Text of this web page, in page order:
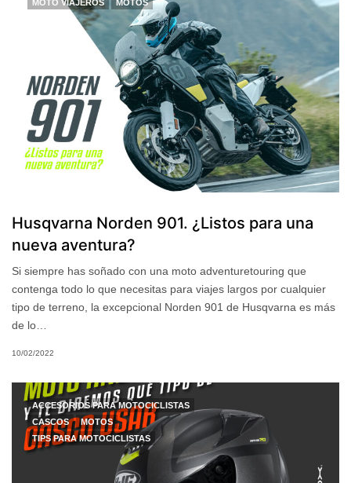
MOTO VIAJEROS MOTOS
Husqvarna Norden 901. ¿Listos para una
nueva aventura?
Si siempre has soñado con una moto adventuretouring que
contenga todo lo que necesitas para viajes largos por cualquier
tipo de terreno, la excepcional Norden 901 de Husqvarna es más
de lo…
10/02/2022
ACCESORIOS PARA MOTOCICLISTAS
CASCOS
MOTOS
TIPS PARA MOTOCICLISTAS